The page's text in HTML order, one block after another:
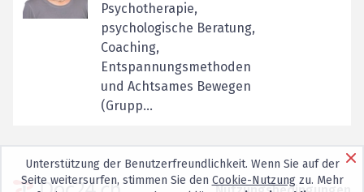
Psychotherapie,
psychologische Beratung,
Coaching,
Entspannungsmethoden
und Achtsames Bewegen
(Grupp...
Unterstützung der Benutzerfreundlichkeit. Wenn Sie auf der
Seite weitersurfen, stimmen Sie den Cookie-Nutzungzu. Mehr